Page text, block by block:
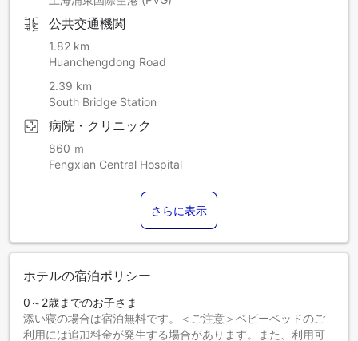
公共交通機関
1.82 km
Huanchengdong Road
2.39 km
South Bridge Station
病院・クリニック
860 ｍ
Fengxian Central Hospital
さらに表示
ホテルの宿泊ポリシー
0～2歳までのお子さま
添い寝の場合は宿泊無料です。＜ご注意＞ベビーベッドのご
利用には追加料金が発生する場合があります。また、利用可